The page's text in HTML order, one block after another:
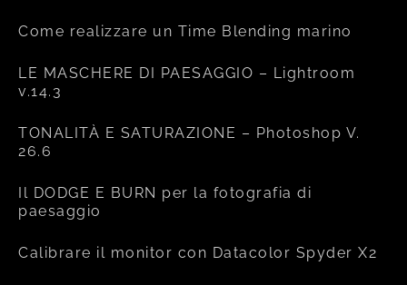
Come realizzare un Time Blending marino
LE MASCHERE DI PAESAGGIO – Lightroom
v.14.3
TONALITÀ E SATURAZIONE – Photoshop V.
26.6
Il DODGE E BURN per la fotografia di
paesaggio
Calibrare il monitor con Datacolor Spyder X2